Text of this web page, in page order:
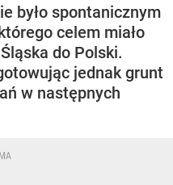
było spontanicznym
celem miało
do Polski.
jednak grunt
w następnych